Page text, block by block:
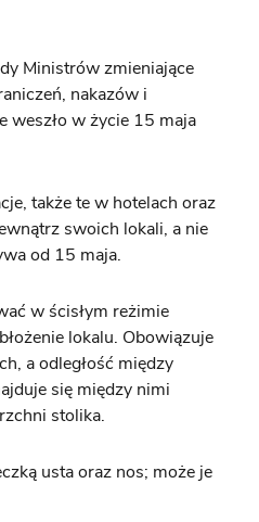
Ministrów zmieniające
nakazów i
weszło w życie 15 maja
także te w hotelach oraz
swoich lokali, a nie
od 15 maja.
w ścisłym reżimie
lokalu. Obowiązuje
a odległość między
się między nimi
stolika.
usta oraz nos; może je